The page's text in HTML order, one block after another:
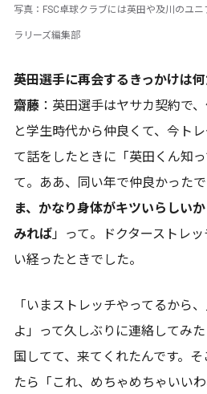
写真：FSC卓球クラブには英田や及川のユ
ラリーズ編集部
――英田選手に再会するきっかけは
齋藤 ：英田選手はヤサカ契約で
と学生時代から仲良くて、今ト
て話をしたときに「英田くん知
て。ああ、同い年で仲良かった
ま、かなり身体がキツいらしい
みれば」って。ドクターストレ
い経ったときでした。
「いまストレッチやってるから
よ」って久しぶりに連絡してみ
国してて、来てくれたんです。
たら「これ、めちゃめちゃいいわ